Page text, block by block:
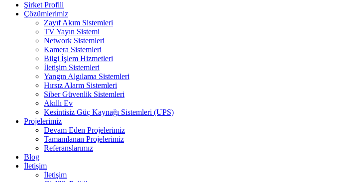
Şirket Profili
Çözümlerimiz
Zayıf Akım Sistemleri
TV Yayın Sistemi
Network Sistemleri
Kamera Sistemleri
Bilgi İşlem Hizmetleri
İletişim Sistemleri
Yangın Algılama Sistemleri
Hırsız Alarm Sistemleri
Siber Güvenlik Sistemleri
Akıllı Ev
Kesintisiz Güç Kaynağı Sistemleri (UPS)
Projelerimiz
Devam Eden Projelerimiz
Tamamlanan Projelerimiz
Referanslarımız
Blog
İletişim
İletişim